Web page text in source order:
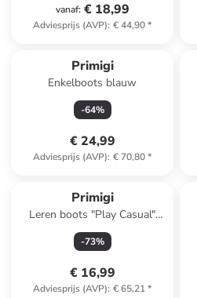
vanaf: € 18,99
Adviesprijs (AVP): € 44,90*
Primigi
Enkelboots blauw
-64%
€ 24,99
Adviesprijs (AVP): € 70,80*
Primigi
Leren boots "Play Casual"
donkerblauw
-73%
€ 16,99
Adviesprijs (AVP): € 65,21*